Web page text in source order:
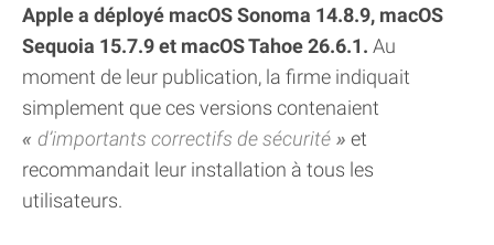
Apple a déployé macOS Sonoma 14.8.9, macOS
Sequoia 15.7.9 et macOS Tahoe 26.6.1. Au
moment de leur publication, la firme indiquait
simplement que ces versions contenaient
d’importants correctifs de sécurité
et
recommandait leur installation à tous les
utilisateurs.